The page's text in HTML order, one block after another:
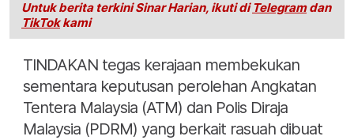
Untuk berita terkini Sinar Harian, ikuti di Telegramdan
TikTokkami
TINDAKAN tegas kerajaan membekukan
sementara keputusan perolehan Angkatan
Tentera Malaysia (ATM) dan Polis Diraja
Malaysia (PDRM) yang berkait rasuah dibuat